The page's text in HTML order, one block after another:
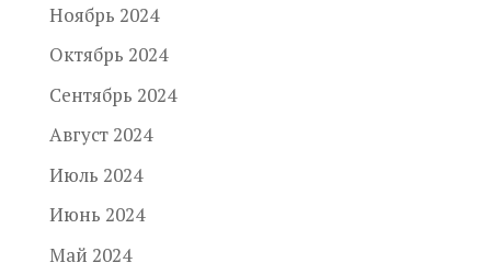
Ноябрь 2024
Октябрь 2024
Сентябрь 2024
Август 2024
Июль 2024
Июнь 2024
Май 2024